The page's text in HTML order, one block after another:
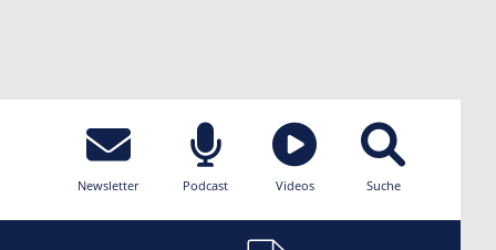
Newsletter Podcast Videos Suche